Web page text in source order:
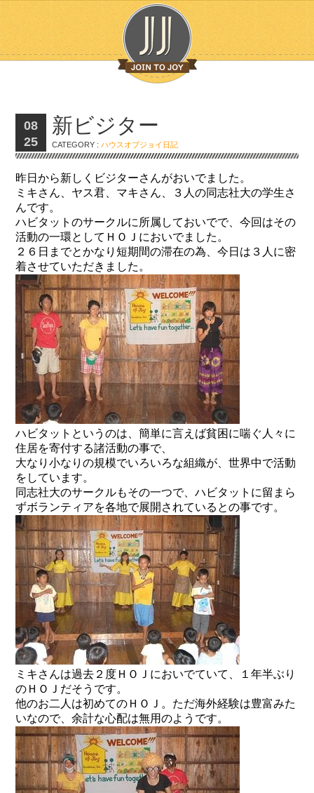
08
25
新ビジター
CATEGORY :ハウスオブジョイ日記
昨日から新しくビジターさんがおいでました。
ミキさん、ヤス君、マキさん、３人の同志社大の学生さ
んです。
ハビタットのサークルに所属しておいでで、今回はその
活動の一環としてＨＯＪにおいでました。
２６日までとかなり短期間の滞在の為、今日は３人に密
着させていただきました。
ハビタットというのは、簡単に言えば貧困に喘ぐ人々に
住居を寄付する諸活動の事で、
大なり小なりの規模でいろいろな組織が、世界中で活動
をしています。
同志社大のサークルもその一つで、ハビタットに留まら
ずボランティアを各地で展開されているとの事です。
ミキさんは過去２度ＨＯＪにおいでていて、１年半ぶり
のＨＯＪだそうです。
他のお二人は初めてのＨＯＪ。ただ海外経験は豊富みた
いなので、余計な心配は無用のようです。